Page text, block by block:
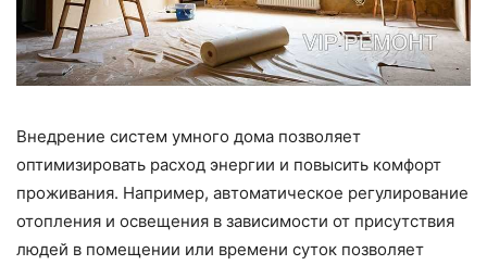
Внедрение систем умного дома позволяет
оптимизировать расход энергии и повысить комфорт
проживания. Например, автоматическое регулирование
отопления и освещения в зависимости от присутствия
людей в помещении или времени суток позволяет